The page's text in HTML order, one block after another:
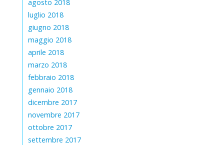
agosto 2018
luglio 2018
giugno 2018
maggio 2018
aprile 2018
marzo 2018
febbraio 2018
gennaio 2018
dicembre 2017
novembre 2017
ottobre 2017
settembre 2017